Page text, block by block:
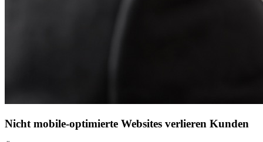
Nicht mobile-optimierte Websites verlieren Kunden